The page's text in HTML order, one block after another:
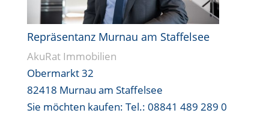
Repräsentanz Murnau am Staffelsee
AkuRat Immobilien
Obermarkt 32
82418 Murnau am Staffelsee
Sie möchten kaufen: Tel.: 08841 489 289 0